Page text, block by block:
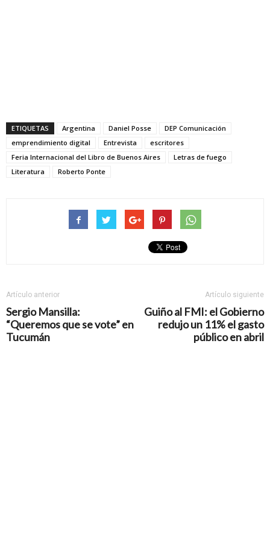
ETIQUETAS Argentina Daniel Posse
DEP Comunicación
emprendimiento digital
Entrevista
escritores
Feria Internacional del Libro de Buenos Aires
Letras de fuego
Literatura
Roberto Ponte
Artículo anterior
Sergio Mansilla:
“Queremos que se vote” en
Tucumán
Artículo siguiente
Guiño al FMI: el Gobierno
redujo un 11% el gasto
público en abril